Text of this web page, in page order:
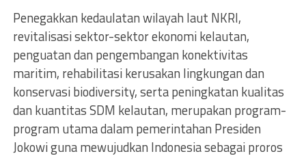
Penegakkan kedaulatan wilayah laut NKRI,
revitalisasi sektor-sektor ekonomi kelautan,
penguatan dan pengembangan konektivitas
maritim, rehabilitasi kerusakan lingkungan dan
konservasi biodiversity, serta peningkatan kualitas
dan kuantitas SDM kelautan, merupakan program-
program utama dalam pemerintahan Presiden
Jokowi guna mewujudkan Indonesia sebagai proros